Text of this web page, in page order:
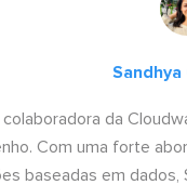
Sandhya
colaboradora da
Com uma forte
baseadas em